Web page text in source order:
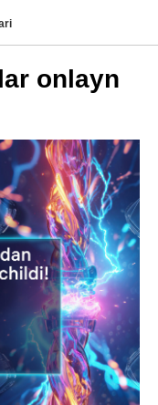
onlayn